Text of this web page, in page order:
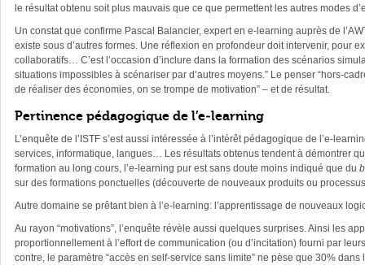
le résultat obtenu soit plus mauvais que ce que permettent les autres modes
Un constat que confirme Pascal Balancier, expert en e-learning auprès de
existe sous d’autres formes. Une réflexion en profondeur doit intervenir, pour
collaboratifs… C’est l’occasion d’inclure dans la formation des scénarios
situations impossibles à scénariser par d’autres moyens.” Le penser “hors-
de réaliser des économies, on se trompe de motivation” – et de résultat.
Pertinence pédagogique de l’e-learning
L’enquête de l’ISTF s’est aussi intéressée à l’intérêt pédagogique de l’e-
services, informatique, langues… Les résultats obtenus tendent à démontrer
formation au long cours, l’e-learning pur est sans doute moins indiqué que du
sur des formations ponctuelles (découverte de nouveaux produits ou
Autre domaine se prêtant bien à l’e-learning: l’apprentissage de nouveaux
Au rayon “motivations”, l’enquête révèle aussi quelques surprises. Ainsi les
proportionnellement à l’effort de communication (ou d’incitation) fourni par
contre, le paramètre “accès en self-service sans limite” ne pèse que 30%